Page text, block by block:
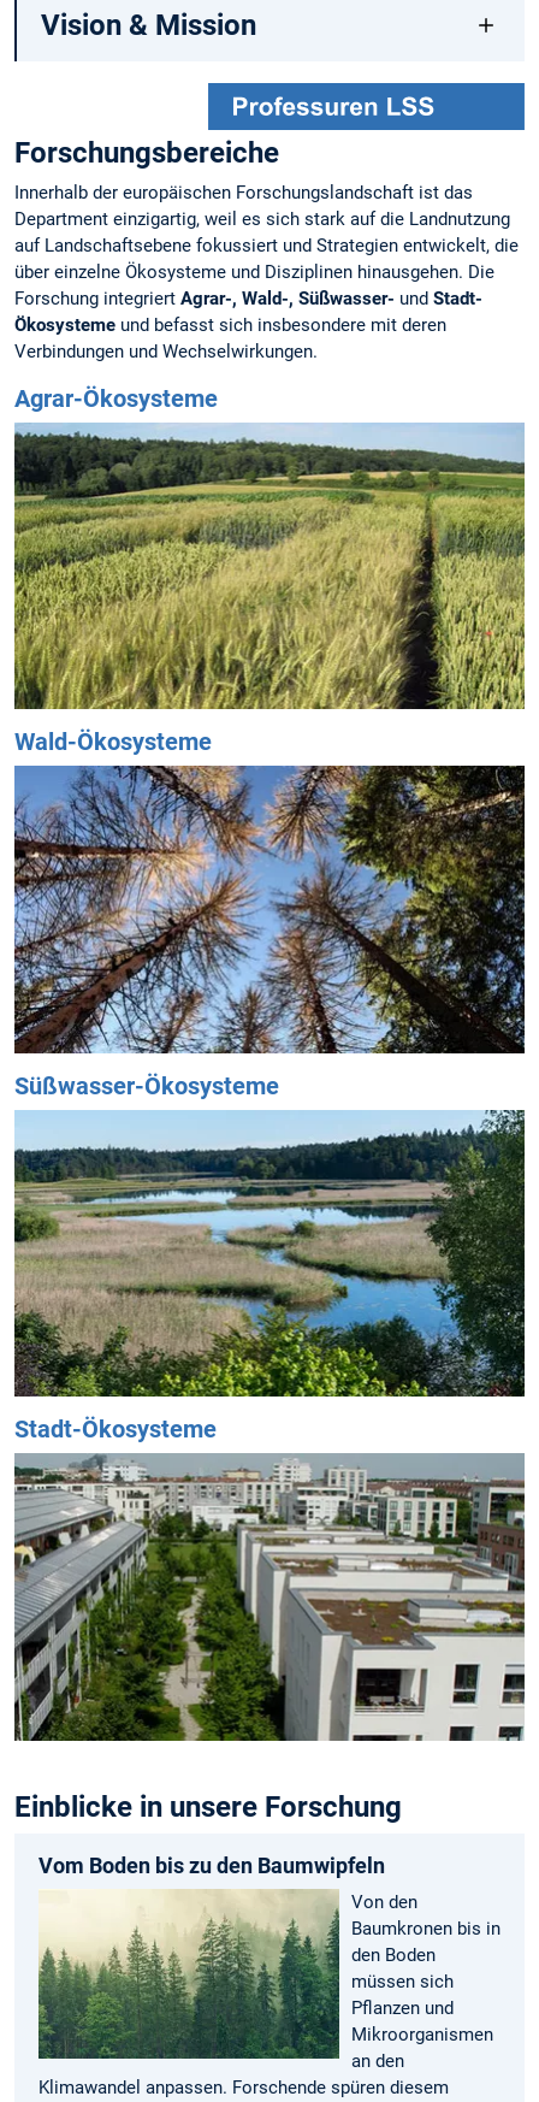
Vision & Mission
Forschungsbereiche
Innerhalb der europäischen Forschungslandschaft ist das
Department einzigartig, weil es sich stark auf die Landnutzung
auf Landschaftsebene fokussiert und Strategien entwickelt, die
über einzelne Ökosysteme und Disziplinen hinausgehen. Die
Forschung integriert Agrar-, Wald-, Süßwasser- und Stadt-
Ökosysteme und befasst sich insbesondere mit deren
Verbindungen und Wechselwirkungen.
Agrar-Ökosysteme
Wald-Ökosysteme
Süßwasser-Ökosysteme
Stadt-Ökosysteme
Einblicke in unsere Forschung
Vom Boden bis zu den Baumwipfeln
Von den
Baumkronen bis in
den Boden
müssen sich
Pflanzen und
Mikroorganismen
an den
Klimawandel anpassen. Forschende spüren diesem